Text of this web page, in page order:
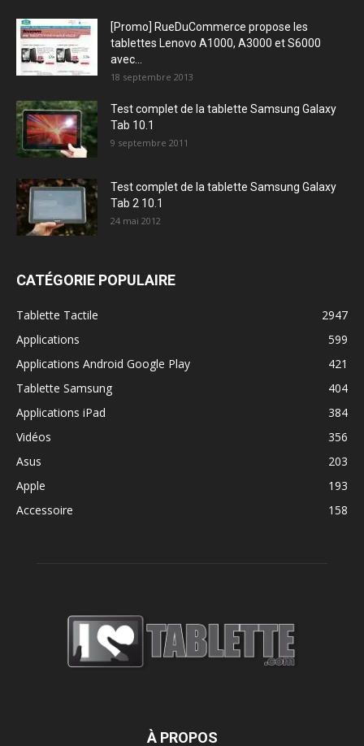
[Promo] RueDuCommerce propose les
tablettes Lenovo A1000, A3000 et S6000
avec...
18 septembre 2013
Test complet de la tablette Samsung Galaxy
Tab 10.1
9 septembre 2011
Test complet de la tablette Samsung Galaxy
Tab 2 10.1
24 mai 2012
CATÉGORIE POPULAIRE
Tablette Tactile
2947
Applications
599
Applications Android Google Play
421
Tablette Samsung
404
Applications iPad
384
Vidéos
356
Asus
203
Apple
193
Accessoire
158
À PROPOS